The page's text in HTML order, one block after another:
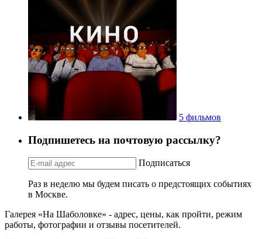
5 фильмов
Подпишетесь на почтовую рассылку?
Подписаться
Раз в неделю мы будем писать о предстоящих событиях
в Москве.
Галерея «На Шаболовке» - адрес, цены, как пройти, режим
работы, фотографии и отзывы посетителей.